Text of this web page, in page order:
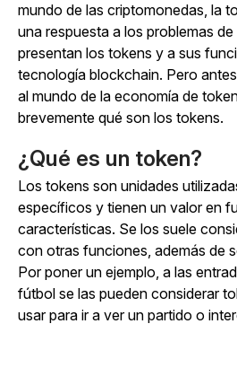
mundo de las criptomonedas, la
una respuesta a los problemas
presentan los tokens y a sus
tecnología blockchain. Pero
al mundo de la economía de
brevemente qué son los tokens.
¿Qué es un token?
Los tokens son unidades
específicos y tienen un valor en
características. Se los suele
con otras funciones, además de
Por poner un ejemplo, a las
fútbol se las pueden considerar
usar para ir a ver un partido o